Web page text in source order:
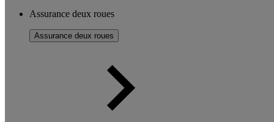
Assurance deux roues
Assurance deux roues